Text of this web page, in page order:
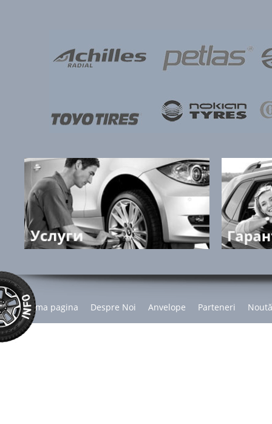
Prima pagina Despre Noi Anvelope Parteneri